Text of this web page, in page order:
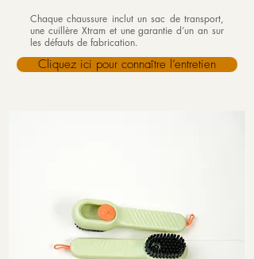
Chaque chaussure inclut un sac de transport,
une cuillère Xtram et une garantie d’un an sur
les défauts de fabrication.
Cliquez ici pour connaître l’entretien